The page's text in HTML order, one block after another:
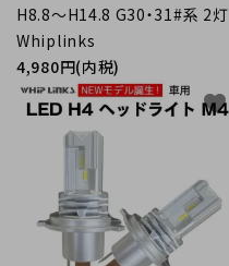
H8.8～H14.8 G30・31#系 2灯
Whiplinks
4,980円(内税)
favorite